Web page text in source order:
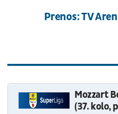
Prenos: TV
Mozzart
(37. kolo,